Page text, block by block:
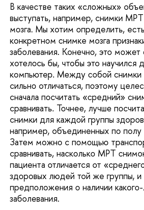
В качестве таких «сложных»
выступать, например, снимки
мозга. Мы хотим определить,
конкретном снимке мозга
заболевания. Конечно, это может
хотелось бы, чтобы это научился
компьютер. Между собой снимки
сильно отличаться, поэтому
сначала посчитать «средний»
сравнивать. Точнее, лучше
снимки для каждой группы
например, объединенных по полу
Затем можно с помощью
сравнивать, насколько МРТ
пациента отличается от
здоровых людей той же группы, и
предположения о наличии
заболевания.